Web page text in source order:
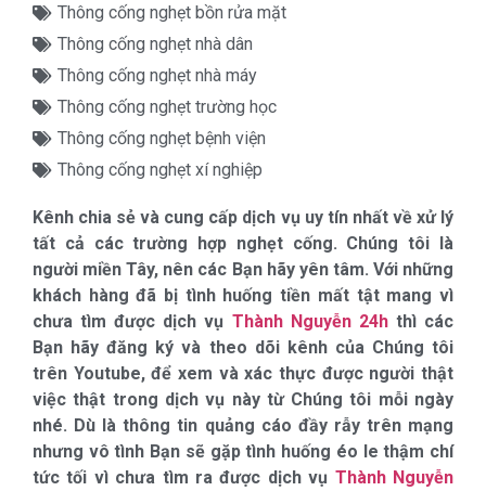
Thông cống nghẹt bồn rửa mặt
Thông cống nghẹt nhà dân
Thông cống nghẹt nhà máy
Thông cống nghẹt trường học
Thông cống nghẹt bệnh viện
Thông cống nghẹt xí nghiệp
Kênh chia sẻ và cung cấp dịch vụ uy tín nhất về xử lý
tất cả các trường hợp nghẹt cống. Chúng tôi là
người miền Tây, nên các Bạn hãy yên tâm. Với những
khách hàng đã bị tình huống tiền mất tật mang vì
chưa tìm được dịch vụ Thành Nguyễn 24hthì các
Bạn hãy đăng ký và theo dõi kênh của Chúng tôi
trên Youtube, để xem và xác thực được người thật
việc thật trong dịch vụ này từ Chúng tôi mỗi ngày
nhé. Dù là thông tin quảng cáo đầy rẫy trên mạng
nhưng vô tình Bạn sẽ gặp tình huống éo le thậm chí
tức tối vì chưa tìm ra được dịch vụ Thành Nguyễn